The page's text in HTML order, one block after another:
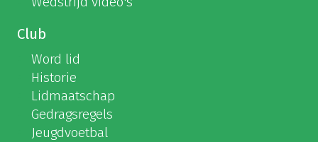
Club
Word lid
Historie
Lidmaatschap
Gedragsregels
Jeugdvoetbal